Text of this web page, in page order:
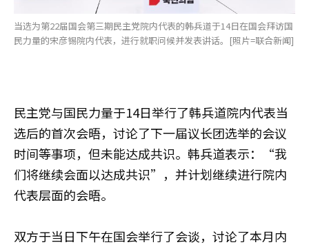
当选为第22届国会第三期民主党院内代表的韩兵道于14日在国会拜访国
民力量的宋彦锡院内代表，进行就职问候并发表讲话。[照片=联合新闻]
民主党与国民力量于14日举行了韩兵道院内代表当
选后的首次会晤，讨论了下一届议长团选举的会议
时间等事项，但未能达成共识。韩兵道表示：“我
们将继续会面以达成共识”，并计划继续进行院内
代表层面的会晤。
双方于当日下午在国会举行了会谈，讨论了本月内